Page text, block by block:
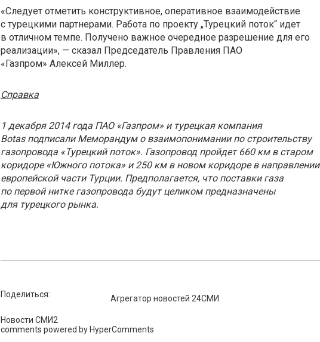
«Следует отметить конструктивное, оперативное взаимодействие
с турецкими партнерами. Работа по проекту „Турецкий поток“ идет
в отличном темпе. Получено важное очередное разрешение для его
реализации», — сказал Председатель Правления ПАО
«Газпром» Алексей Миллер.
Справка
1 декабря 2014 года ПАО «Газпром» и турецкая компания
Botas подписали Меморандум о взаимопонимании по строительству
газопровода «Турецкий поток». Газопровод пройдет 660 км в старом
коридоре «Южного потока» и 250 км в новом коридоре в направлении
европейской части Турции. Предполагается, что поставки газа
по первой нитке газопровода будут целиком предназначены
для турецкого рынка.
Поделиться: Агрегатор новостей 24СМИ
Новости СМИ2
comments powered by HyperComments